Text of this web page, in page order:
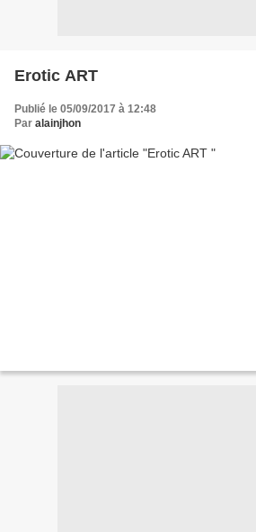
Erotic ART
Publié le 05/09/2017 à 12:48
Par alainjhon